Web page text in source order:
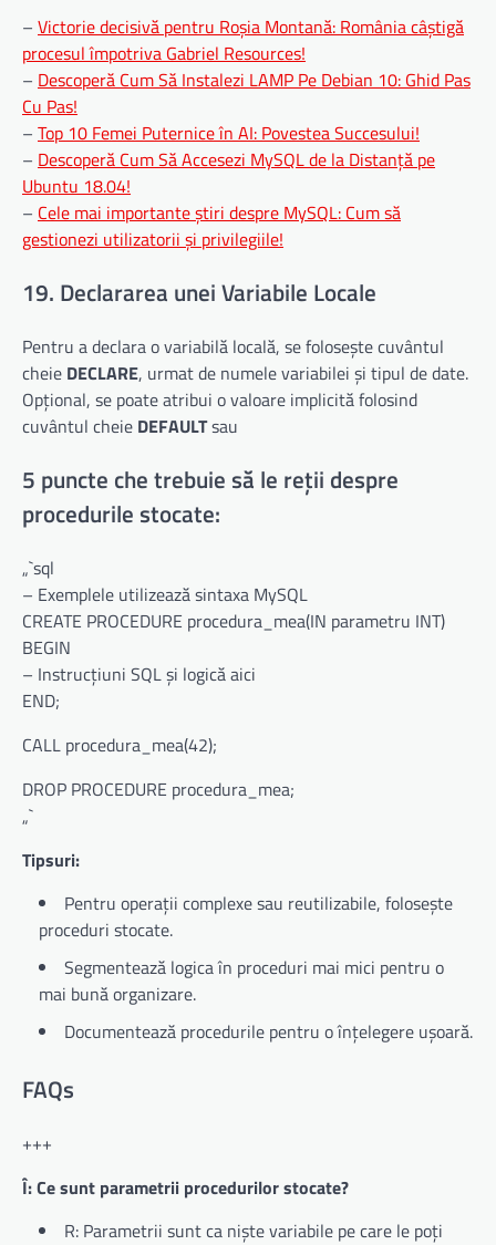
– Victorie decisivă pentru Roșia Montană: România câștigă
procesul împotriva Gabriel Resources!
– Descoperă Cum Să Instalezi LAMP Pe Debian 10: Ghid Pas
Cu Pas!
– Top 10 Femei Puternice în AI: Povestea Succesului!
– Descoperă Cum Să Accesezi MySQL de la Distanță pe
Ubuntu 18.04!
– Cele mai importante știri despre MySQL: Cum să
gestionezi utilizatorii și privilegiile!
19. Declararea unei Variabile Locale
Pentru a declara o variabilă locală, se folosește cuvântul
cheie DECLARE, urmat de numele variabilei și tipul de date.
Opțional, se poate atribui o valoare implicită folosind
cuvântul cheie DEFAULTsau
5 puncte che trebuie să le reții despre
procedurile stocate:
„`sql
– Exemplele utilizează sintaxa MySQL
CREATE PROCEDURE procedura_mea(IN parametru INT)
BEGIN
– Instrucțiuni SQL și logică aici
END;
CALL procedura_mea(42);
DROP PROCEDURE procedura_mea;
„`
Tipsuri:
Pentru operații complexe sau reutilizabile, folosește
proceduri stocate.
Segmentează logica în proceduri mai mici pentru o
mai bună organizare.
Documentează procedurile pentru o înțelegere ușoară.
FAQs
+++
Î: Ce sunt parametrii procedurilor stocate?
R: Parametrii sunt ca niște variabile pe care le poți